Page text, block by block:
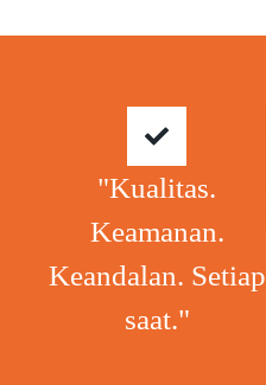
"Kualitas.
Keamanan.
Keandalan. Setiap
saat."